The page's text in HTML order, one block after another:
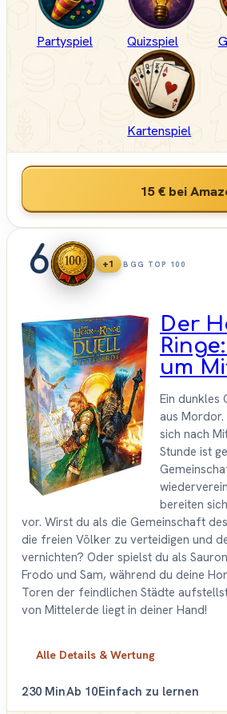
Partyspiel Quizspiel
Kartenspiel
15 € bei
6 +1 BGG TOP 100
Der
um
Ein dunkles
aus Mordor.
sich nach
Stunde ist
bereiten
vor. Wirst du als die Gemeinschaft
die freien Völker zu verteidigen und
vernichten? Oder spielst du als
Frodo und Sam, während du deine
Toren der feindlichen Städte
von Mittelerde liegt in deiner Hand!
Alle Details & Wertung
230 MinAb 10Einfach zu lernen